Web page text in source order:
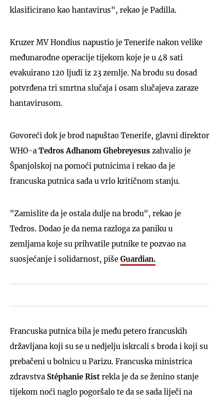
klasificirano kao hantavirus", rekao je Padilla.
Kruzer MV Hondius napustio je Tenerife nakon velike
međunarodne operacije tijekom koje je u 48 sati
evakuirano 120 ljudi iz 23 zemlje. Na brodu su dosad
potvrđena tri smrtna slučaja i osam slučajeva zaraze
hantavirusom.
Govoreći dok je brod napuštao Tenerife, glavni direktor
WHO-a Tedros Adhanom Ghebreyesus zahvalio je
Španjolskoj na pomoći putnicima i rekao da je
francuska putnica sada u vrlo kritičnom stanju.
"Zamislite da je ostala dulje na brodu", rekao je
Tedros. Dodao je da nema razloga za paniku u
zemljama koje su prihvatile putnike te pozvao na
suosjećanje i solidarnost, piše Guardian.
Francuska putnica bila je među petero francuskih
državljana koji su se u nedjelju iskrcali s broda i koji su
prebačeni u bolnicu u Parizu. Francuska ministrica
zdravstva Stéphanie Rist rekla je da se ženino stanje
tijekom noći naglo pogoršalo te da se sada liječi na